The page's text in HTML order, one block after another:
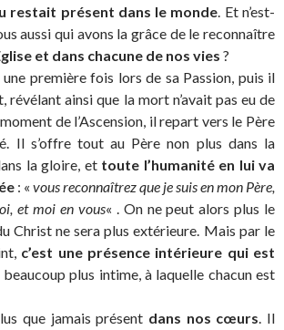
restait présent dans le monde. Et n’est-
aussi qui avons la grâce de le reconnaître
et dans chacune de nos vies ?
première fois lors de sa Passion, puis il
révélant ainsi que la mort n’avait pas eu de
de l’Ascension, il repart vers le Père
Il s’offre tout au Père non plus dans la
la gloire, et toute l’humanité en lui va
: « vous reconnaîtrez que je suis en mon Père,
et moi en vous« . On ne peut alors plus le
Christ ne sera plus extérieure. Mais par le
c’est une présence intérieure qui est
beaucoup plus intime, à laquelle chacun est
que jamais présent dans nos cœurs. Il